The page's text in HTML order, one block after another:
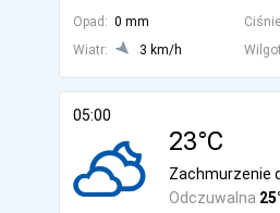
Opad: 0 mm
Wiatr:
3 km/h
05:00
23°C
Odczuwalna
Zachmurzenie